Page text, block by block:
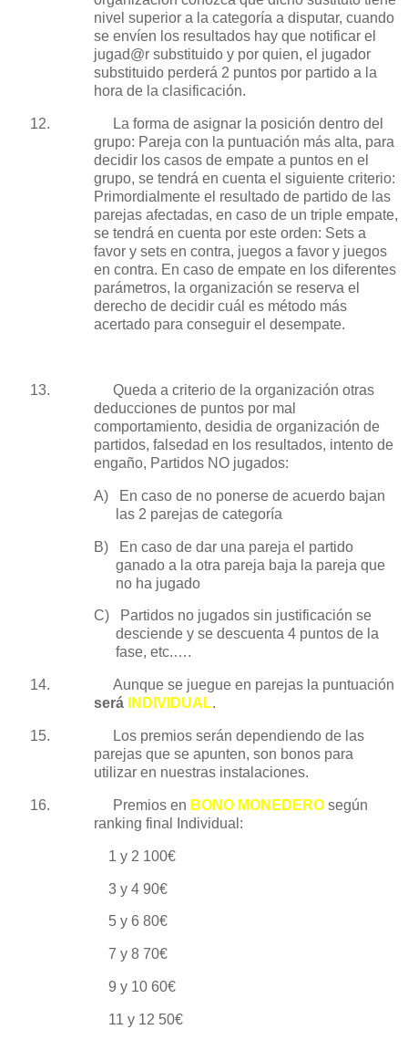
nivel superior a la categoría a disputar, cuando
se envíen los resultados hay que notificar el
jugad@r substituido y por quien, el jugador
substituido perderá 2 puntos por partido a la
hora de la clasificación.
12.
La forma de asignar la posición dentro del
grupo: Pareja con la puntuación más alta, para
decidir los casos de empate a puntos en el
grupo, se tendrá en cuenta el siguiente criterio:
Primordialmente el resultado de partido de las
parejas afectadas, en caso de un triple empate,
se tendrá en cuenta por este orden: Sets a
favor y sets en contra, juegos a favor y juegos
en contra. En caso de empate en los diferentes
parámetros, la organización se reserva el
derecho de decidir cuál es método más
acertado para conseguir el desempate.
13.
Queda a criterio de la organización otras
deducciones de puntos por mal
comportamiento, desidia de organización de
partidos, falsedad en los resultados, intento de
engaño, Partidos NO jugados:
A)
En caso de no ponerse de acuerdo bajan
las 2 parejas de categoría
B)
En caso de dar una pareja el partido
ganado a la otra pareja baja la pareja que
no ha jugado
C)
Partidos no jugados sin justificación se
desciende y se descuenta 4 puntos de la
fase, etc.….
14.
Aunque se juegue en parejas la puntuación
será
INDIVIDUAL.
15.
Los premios serán dependiendo de las
parejas que se apunten, son bonos para
utilizar en nuestras instalaciones.
16. Premios en BONO MONEDERO según
ranking final Individual:
1 y2 100€
3 y 4 90€
5 y 6 80€
7 y 8 70€
9 y 10 60€
11 y 12 50€